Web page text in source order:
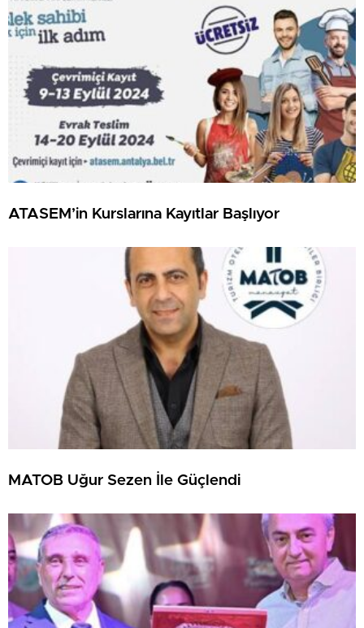
ATASEM’in Kurslarına Kayıtlar Başlıyor
MATOB Uğur Sezen İle Güçlendi